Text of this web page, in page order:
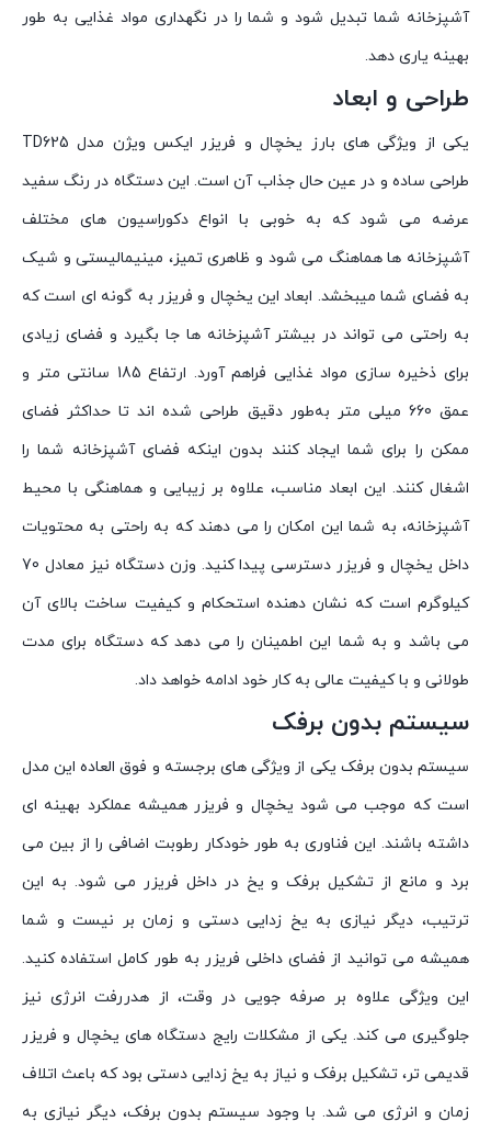
آشپزخانه شما تبدیل شود و شما را در نگهداری مواد غذایی به طور
بهینه یاری دهد.
طراحی و ابعاد
یکی از ویژگی های بارز یخچال و فریزر ایکس ویژن مدل TD625
طراحی ساده و در عین حال جذاب آن است. این دستگاه در رنگ سفید
عرضه می شود که به خوبی با انواع دکوراسیون های مختلف
آشپزخانه ها هماهنگ می شود و ظاهری تمیز، مینیمالیستی و شیک
به فضای شما میبخشد. ابعاد این یخچال و فریزر به گونه ای است که
به راحتی می تواند در بیشتر آشپزخانه ها جا بگیرد و فضای زیادی
برای ذخیره سازی مواد غذایی فراهم آورد. ارتفاع 185 سانتی متر و
عمق 660 میلی متر به‌طور دقیق طراحی شده اند تا حداکثر فضای
ممکن را برای شما ایجاد کنند بدون اینکه فضای آشپزخانه شما را
اشغال کنند. این ابعاد مناسب، علاوه بر زیبایی و هماهنگی با محیط
آشپزخانه، به شما این امکان را می دهند که به راحتی به محتویات
داخل یخچال و فریزر دسترسی پیدا کنید. وزن دستگاه نیز معادل 70
کیلوگرم است که نشان دهنده استحکام و کیفیت ساخت بالای آن
می باشد و به شما این اطمینان را می دهد که دستگاه برای مدت
طولانی و با کیفیت عالی به کار خود ادامه خواهد داد.
سیستم بدون برفک
سیستم بدون برفک یکی از ویژگی های برجسته و فوق العاده این مدل
است که موجب می شود یخچال و فریزر همیشه عملکرد بهینه ای
داشته باشند. این فناوری به طور خودکار رطوبت اضافی را از بین می
برد و مانع از تشکیل برفک و یخ در داخل فریزر می شود. به این
ترتیب، دیگر نیازی به یخ زدایی دستی و زمان بر نیست و شما
همیشه می توانید از فضای داخلی فریزر به طور کامل استفاده کنید.
این ویژگی علاوه بر صرفه جویی در وقت، از هدررفت انرژی نیز
جلوگیری می کند. یکی از مشکلات رایج دستگاه های یخچال و فریزر
قدیمی تر، تشکیل برفک و نیاز به یخ زدایی دستی بود که باعث اتلاف
زمان و انرژی می شد. با وجود سیستم بدون برفک، دیگر نیازی به